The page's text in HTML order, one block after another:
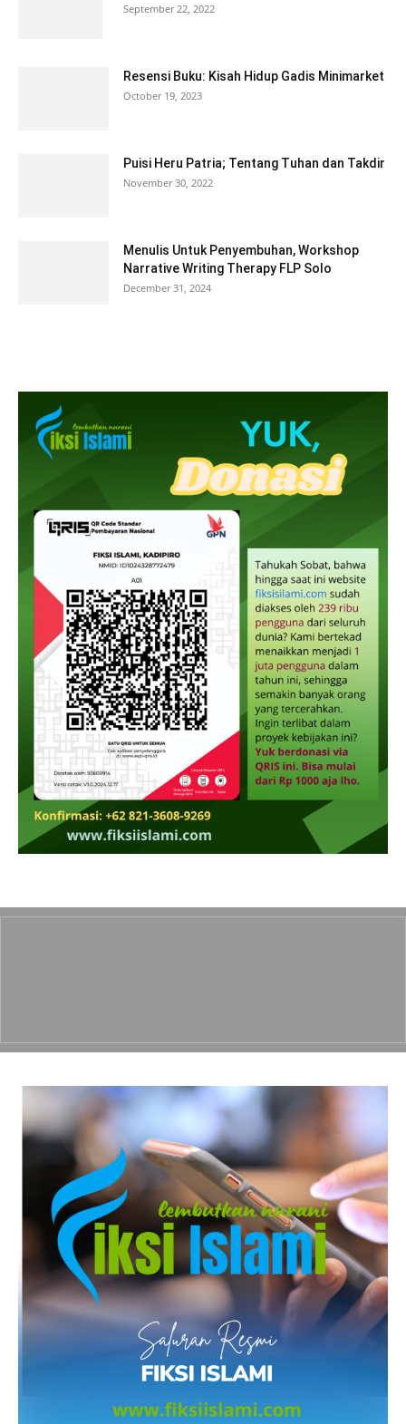
September 22, 2022
Resensi Buku: Kisah Hidup Gadis Minimarket
October 19, 2023
Puisi Heru Patria; Tentang Tuhan dan Takdir
November 30, 2022
Menulis Untuk Penyembuhan, Workshop
Narrative Writing Therapy FLP Solo
December 31, 2024